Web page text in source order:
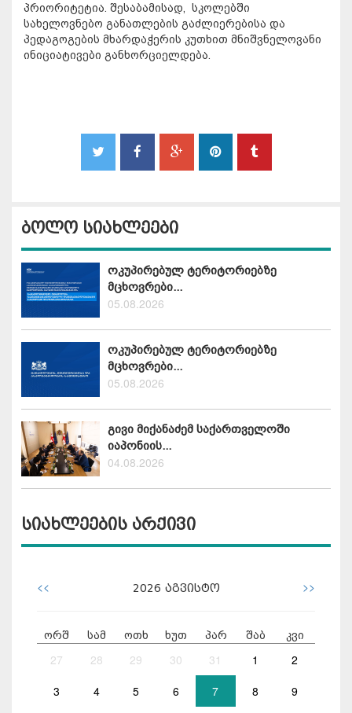
პრიორიტეტია. შესაბამისად, სკოლებში
სახელოვნებო განათლების გაძლიერებისა და
პედაგოგების მხარდაჭერის კუთხით მნიშვნელოვანი
ინიციატივები განხორციელდება.
ბოლო სიახლეები
ოკუპირებულ ტერიტორიებზე
მცხოვრები...
05.08.2026
ოკუპირებულ ტერიტორიებზე
მცხოვრები...
05.08.2026
გივი მიქანაძემ საქართველოში
იაპონიის...
04.08.2026
სიახლეების არქივი
<< 2026 აგვისტო >>
ორშ სამ ოთხ ხუთ პარ შაბ კვი
27 28 29 30 31 1 2
3 4 5 6 7 8 9